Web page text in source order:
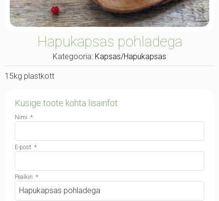
Hapukapsas pohladega
Kategooria: Kapsas/Hapukapsas
15kg plastkott
Küsige toote kohta lisainfot
Nimi *
E-post *
Pealkiri *